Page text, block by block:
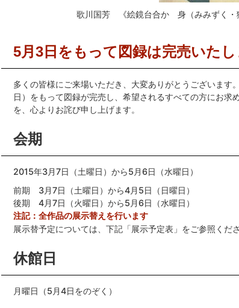
歌川国芳 《絵鏡台合かゝ身（みみずく
5月3日をもって図録は完売いたし
多くの皆様にご来場いただき、大変ありがとうございます
日）をもって図録が完売し、希望されるすべての方にお求
を、心よりお詫び申し上げます。
会期
2015年3月7日（土曜日）から5月6日（水曜日）
前期 3月7日（土曜日）から4月5日（日曜日）
後期 4月7日（火曜日）から5月6日（水曜日）
注記：全作品の展示替えを行います
展示替予定については、下記「展示予定表」をご参照くださ
休館日
月曜日（5月4日をのぞく）